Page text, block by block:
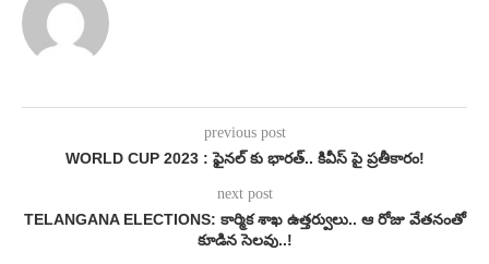
previous post
WORLD CUP 2023 : ఫైనల్ కు భారత్.. కివీస్ పై ప్రతీకారం!
next post
TELANGANA ELECTIONS: కార్మిక శాఖ ఉత్తర్వులు.. ఆ రోజు వేతనంతో
కూడిన సెలవు..!